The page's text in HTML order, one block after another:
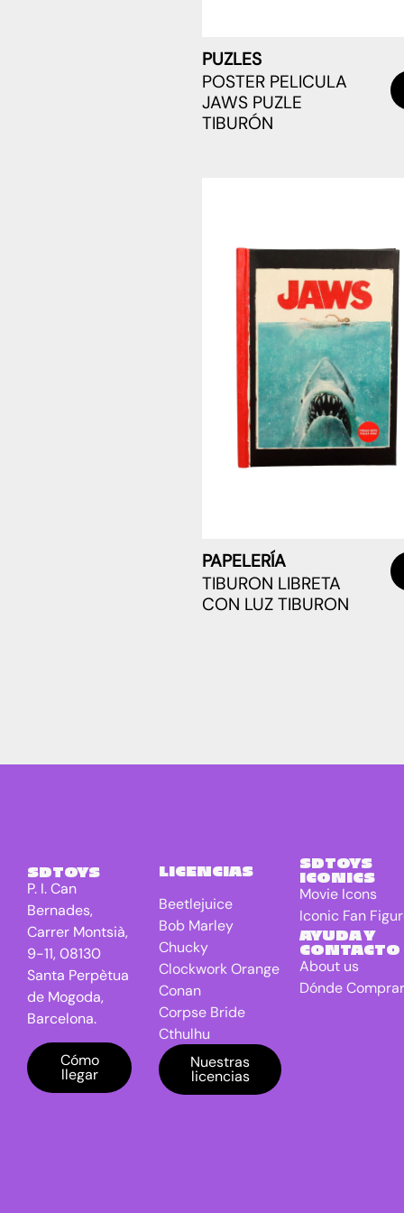
PUZLES
POSTER PELICULA
JAWS PUZLE
TIBURÓN
PAPELERÍA
TIBURON LIBRETA
CON LUZ TIBURON
SDTOYS
P. I. Can
Bernades,
Carrer Montsià,
9-11, 08130
Santa Perpètua
de Mogoda,
Barcelona.
Cómo
llegar
LICENCIAS
Beetlejuice
Bob Marley
Chucky
Clockwork Orange
Conan
Corpse Bride
Cthulhu
DC Universe
Batman
Dragon Ball
Nuestras
licencias
SDTOYS
ICONICS
Movie Icons
Iconic Fan
AYUDA Y
CONTACTO
About us
Dónde